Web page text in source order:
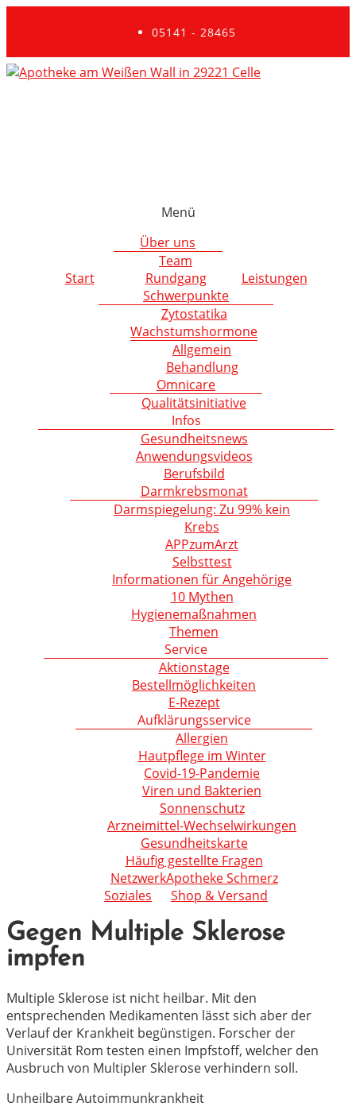
05141 - 28465
Menü
Start
Über uns
Team
Rundgang
Leistungen
Schwerpunkte
Zytostatika
Wachstumshormone
Allgemein
Behandlung
Omnicare
Qualitätsinitiative
Infos
Gesundheitsnews
Anwendungsvideos
Berufsbild
Darmkrebsmonat
Darmspiegelung: Zu 99% kein
Krebs
APPzumArzt
Selbsttest
Informationen für Angehörige
10 Mythen
Hygienemaßnahmen
Themen
Service
Aktionstage
Bestellmöglichkeiten
E-Rezept
Aufklärungsservice
Allergien
Hautpflege im Winter
Covid-19-Pandemie
Viren und Bakterien
Sonnenschutz
Arzneimittel-Wechselwirkungen
Gesundheitskarte
Häufig gestellte Fragen
NetzwerkApotheke Schmerz
Soziales
Shop & Versand
Gegen Multiple Sklerose
impfen
Multiple Sklerose ist nicht heilbar. Mit den
entsprechenden Medikamenten lässt sich aber der
Verlauf der Krankheit begünstigen. Forscher der
Universität Rom testen einen Impfstoff, welcher den
Ausbruch von Multipler Sklerose verhindern soll.
Unheilbare Autoimmunkrankheit